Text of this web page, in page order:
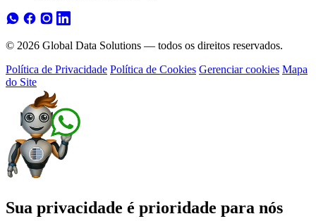
© 2026 Global Data Solutions — todos os direitos reservados.
Política de Privacidade Política de Cookies Gerenciar cookies Mapa
do Site
Sua privacidade é prioridade para nós